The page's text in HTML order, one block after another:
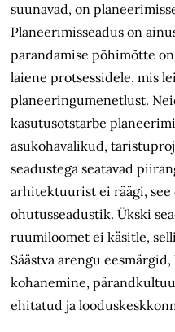
suunavad, on
Planeerimisseadus on
parandamise põhimõtte
laiene protsessidele, mis
planeeringumenetlust.
kasutusotstarbe
asukohavalikud,
seadustega seatavad
arhitektuurist ei räägi,
ohutusseadustik. Ükski
ruumiloomet ei käsitle,
Säästva arengu
kohanemine,
ehitatud ja